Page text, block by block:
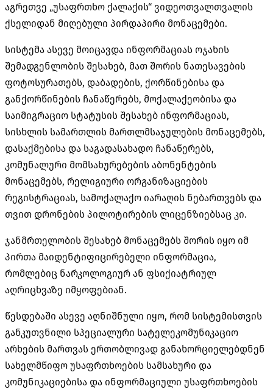
აგრეთვე „უსაფრთხო ქალაქის“ ვიდეოთვალთვალის
ქსელიდან მიღებული პირდაპირი მონაცემები.
სისტემა ასევე მოიცავდა ინფორმაციას ოჯახის
შემადგენლობის შესახებ, მათ შორის ნათესავების
ფოტოსურათებს, დაბადების, ქორწინებისა და
განქორწინების ჩანაწერებს, მოქალაქეობისა და
საიმიგრაციო სტატუსის შესახებ ინფორმაციას,
სისხლის სამართლის მართლმსაჯულების მონაცემებს,
დასაქმებისა და საგადასახადო ჩანაწერებს,
კომუნალური მომსახურებების აბონენტების
მონაცემებს, რელიგიური ორგანიზაციების
რეგისტრაციას, სამოქალაქო იარაღის ნებართვებს და
თვით დრონების პილოტირების ლიცენზიებსაც კი.
ჯანმრთელობის შესახებ მონაცემებს შორის იყო იმ
პირთა მაიდენტიფიცირებელი ინფორმაცია,
რომლებიც ნარკოლოგიურ ან ფსიქიატრიულ
აღრიცხვაზე იმყოფებიან.
წესდებაში ასევე აღნიშნული იყო, რომ სისტემისთვის
განკუთვნილი სპეციალური სატელეკომუნიკაციო
არხების მართვას ერთობლივად განახორციელებდნენ
სახელმწიფო უსაფრთხოების სამსახური და
კომუნიკაციებისა და ინფორმაციული უსაფრთხოების